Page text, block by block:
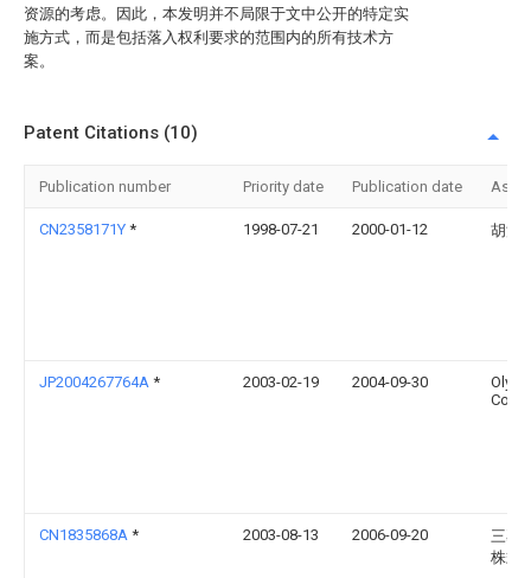
资源的考虑。因此，本发明并不局限于文中公开的特定实
施方式，而是包括落入权利要求的范围内的所有技术方
案。
Patent Citations (10)
Publication number Priority date Publication date
CN2358171Y * 1998-07-21 2000-01-12 胡浔
JP2004267764A * 2003-02-19 2004-09-30
Corp
CN1835868A * 2003-08-13 2006-09-20
三菱
株式